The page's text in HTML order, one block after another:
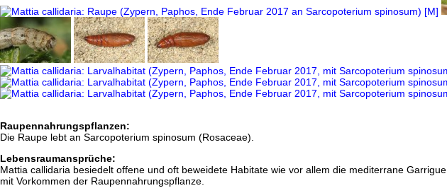
Raupennahrungspflanzen:
Die Raupe lebt an Sarcopoterium spinosum (Rosaceae).
Lebensraumansprüche:
Mattia callidaria besiedelt offene und oft beweidete Habitate wie vor allem die mediterrane Garrigue
mit Vorkommen der Raupennahrungspflanze.